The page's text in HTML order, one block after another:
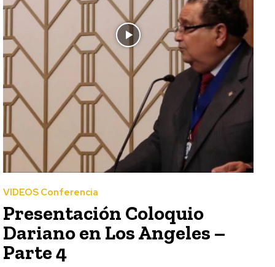
VIDEOS Conferencia
Presentación Coloquio
Dariano en Los Angeles –
Parte 4